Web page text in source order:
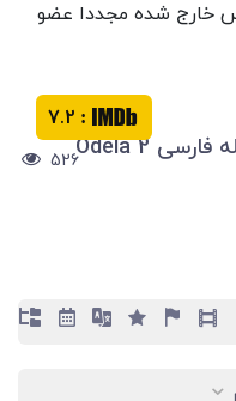
خارج شده مجددا عضو
:
7.2
دانلود فیلم هندی اودلا 2 با دوبله فارسی Odela 2526